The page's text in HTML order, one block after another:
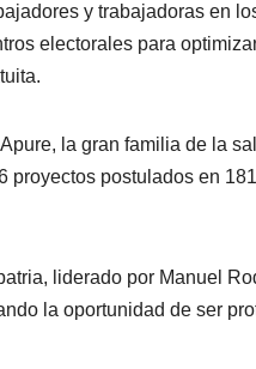
y trabajadoras en
electorales para
la gran familia de la
postulados en
liderado por Manuel
la oportunidad de ser